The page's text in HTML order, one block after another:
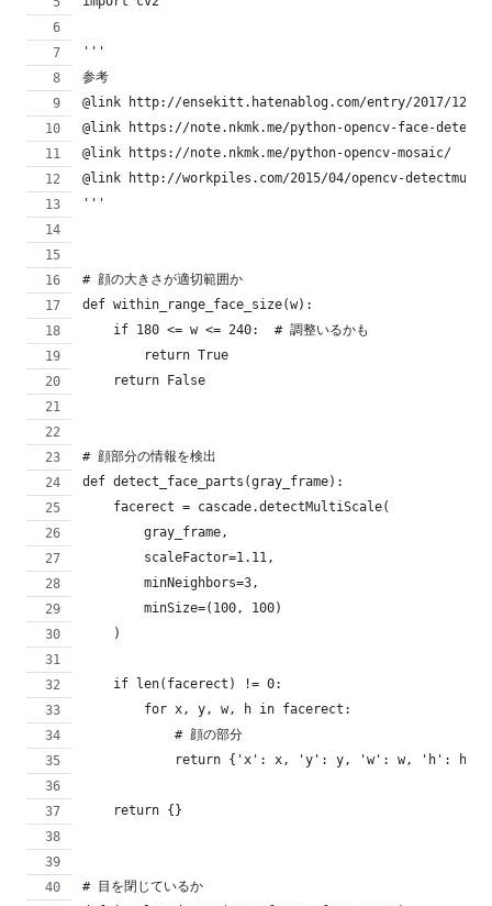
'''
参考
@link http://ensekitt.hatenablog.com/entry/2017/12/19/
@link https://note.nkmk.me/python-opencv-face-
@link https://note.nkmk.me/python-opencv-mosaic/
@link http://workpiles.com/2015/04/opencv-
'''
# 顔の大きさが適切範囲か
def within_range_face_size(w):
    if 180 <= w <= 240:  # 調整いるかも
        return True
    return False
# 顔部分の情報を検出
def detect_face_parts(gray_frame):
    facerect = cascade.detectMultiScale(
        gray_frame,
        scaleFactor=1.11,
        minNeighbors=3,
        minSize=(100, 100)
    )
    if len(facerect) != 0:
        for x, y, w, h in facerect:
            # 顔の部分
            return {'x': x, 'y': y, 'w': w, 'h': h}
    return {}
# 目を閉じているか